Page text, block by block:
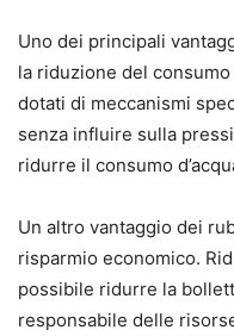
Uno dei principali
la riduzione del
dotati di meccanismi
senza influire sulla
ridurre il consumo
Un altro vantaggio dei
risparmio economico.
possibile ridurre la
responsabile delle